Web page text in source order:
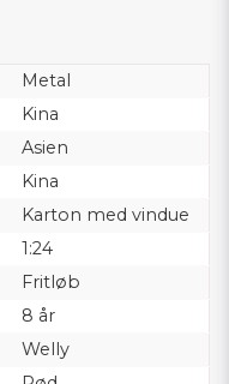
Metal
Kina
Asien
Kina
Karton med vindue
1:24
Fritløb
8 år
Welly